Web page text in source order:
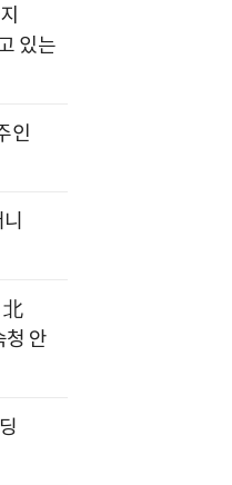
있는
인
北
청 안